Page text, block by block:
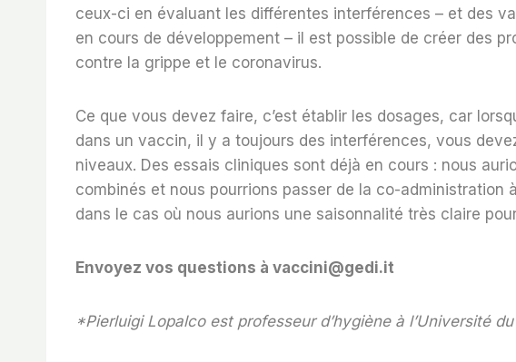
ceux-ci en évaluant les différentes interférences – et des
en cours de développement – il est possible de créer des
contre la grippe et le coronavirus.
Ce que vous devez faire, c’est établir les dosages, car
dans un vaccin, il y a toujours des interférences, vous
niveaux. Des essais cliniques sont déjà en cours : nous
combinés et nous pourrions passer de la co-administration
dans le cas où nous aurions une saisonnalité très claire
Envoyez vos questions à vaccini@gedi.it
*Pierluigi Lopalco est professeur d’hygiène à l’Université